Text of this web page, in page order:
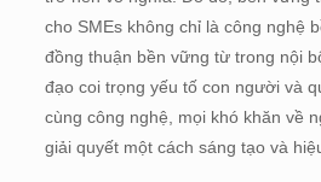
cho SMEs không chỉ là công nghệ
đồng thuận bền vững từ trong nội
đạo coi trọng yếu tố con người và
cùng công nghệ, mọi khó khăn về
giải quyết một cách sáng tạo và